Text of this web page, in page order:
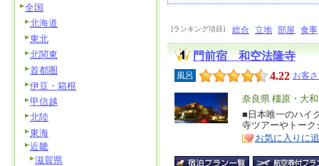
[ランキング項目] 総合 立地 部屋 食事
門前宿 和空法隆寺
風呂 4.22 お客
エ
リ
ア
奈良県 橿原・大
特
徴
■日本唯一のハイ
寺ツアーやトー
お気に入りに
全国
北海道
東北
北関東
首都圏
伊豆・箱根
甲信越
北陸
東海
近畿
滋賀県